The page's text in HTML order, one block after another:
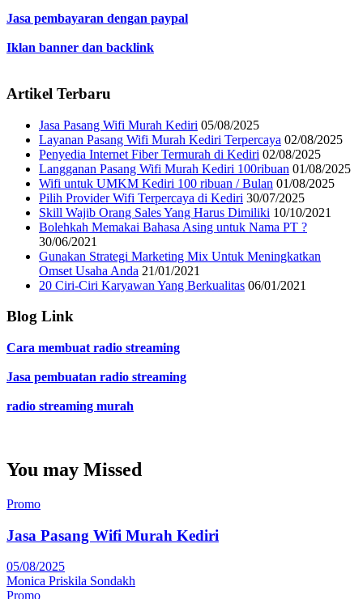
Jasa pembayaran dengan paypal
Iklan banner dan backlink
Artikel Terbaru
Jasa Pasang Wifi Murah Kediri 05/08/2025
Layanan Pasang Wifi Murah Kediri Terpercaya 02/08/2025
Penyedia Internet Fiber Termurah di Kediri 02/08/2025
Langganan Pasang Wifi Murah Kediri 100ribuan 01/08/2025
Wifi untuk UMKM Kediri 100 ribuan / Bulan 01/08/2025
Pilih Provider Wifi Terpercaya di Kediri 30/07/2025
Skill Wajib Orang Sales Yang Harus Dimiliki 10/10/2021
Bolehkah Memakai Bahasa Asing untuk Nama PT ?
30/06/2021
Gunakan Strategi Marketing Mix Untuk Meningkatkan
Omset Usaha Anda 21/01/2021
20 Ciri-Ciri Karyawan Yang Berkualitas 06/01/2021
Blog Link
Cara membuat radio streaming
Jasa pembuatan radio streaming
radio streaming murah
You may Missed
Promo
Jasa Pasang Wifi Murah Kediri
05/08/2025
Monica Priskila Sondakh
Promo